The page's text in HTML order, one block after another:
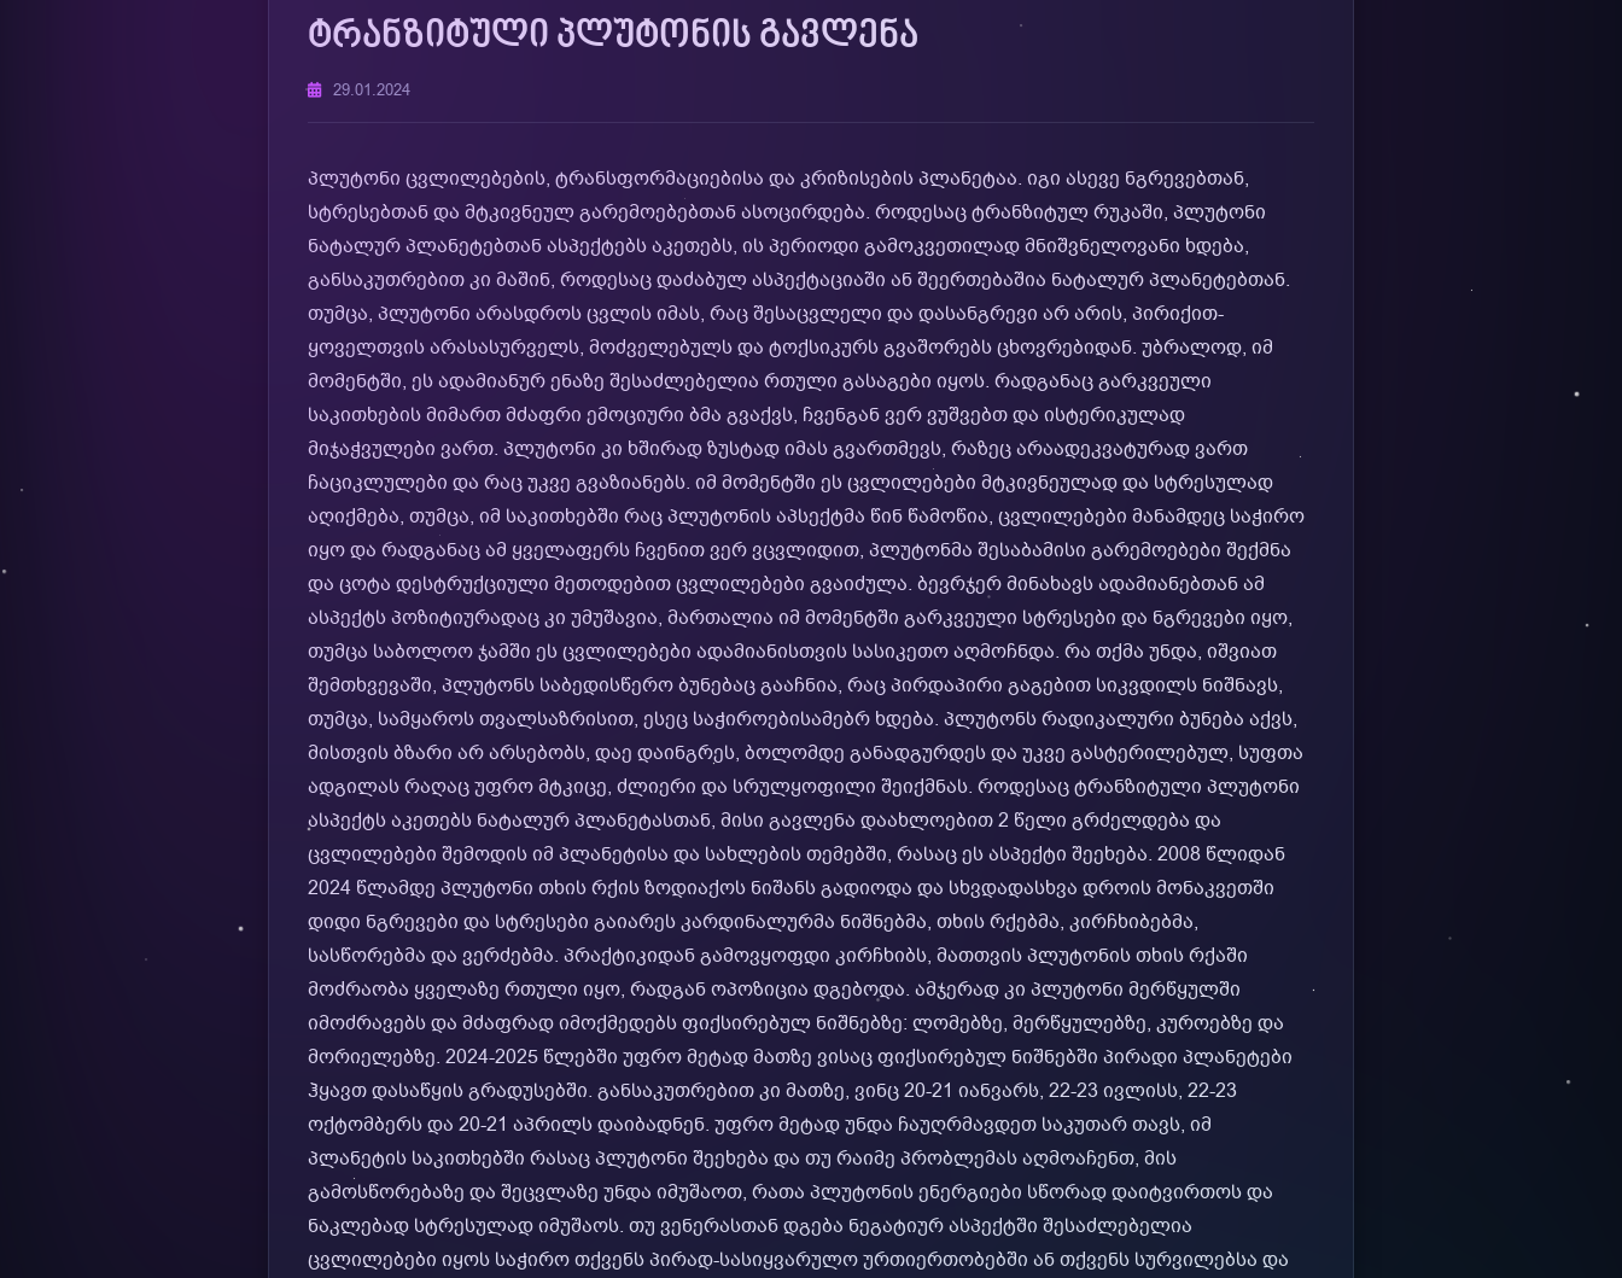
ᲢᲠᲐᲜᲖᲘᲢᲣᲚᲘ ᲞᲚᲣᲢᲝᲜᲘᲡ ᲒᲐᲕᲚᲔᲜᲐ
29.01.2024
პლუტონი ცვლილებების, ტრანსფორმაციებისა და კრიზისების პლანეტაა. იგი ასევე ნგრევებთან,
სტრესებთან და მტკივნეულ გარემოებებთან ასოცირდება. როდესაც ტრანზიტულ რუკაში, პლუტონი
ნატალურ პლანეტებთან ასპექტებს აკეთებს, ის პერიოდი გამოკვეთილად მნიშვნელოვანი ხდება,
განსაკუთრებით კი მაშინ, როდესაც დაძაბულ ასპექტაციაში ან შეერთებაშია ნატალურ პლანეტებთან.
თუმცა, პლუტონი არასდროს ცვლის იმას, რაც შესაცვლელი და დასანგრევი არ არის, პირიქით-
ყოველთვის არასასურველს, მოძველებულს და ტოქსიკურს გვაშორებს ცხოვრებიდან. უბრალოდ, იმ
მომენტში, ეს ადამიანურ ენაზე შესაძლებელია რთული გასაგები იყოს. რადგანაც გარკვეული
საკითხების მიმართ მძაფრი ემოციური ბმა გვაქვს, ჩვენგან ვერ ვუშვებთ და ისტერიკულად
მიჯაჭვულები ვართ. პლუტონი კი ხშირად ზუსტად იმას გვართმევს, რაზეც არაადეკვატურად ვართ
ჩაციკლულები და რაც უკვე გვაზიანებს. იმ მომენტში ეს ცვლილებები მტკივნეულად და სტრესულად
აღიქმება, თუმცა, იმ საკითხებში რაც პლუტონის აპსექტმა წინ წამოწია, ცვლილებები მანამდეც საჭირო
იყო და რადგანაც ამ ყველაფერს ჩვენით ვერ ვცვლიდით, პლუტონმა შესაბამისი გარემოებები შექმნა
და ცოტა დესტრუქციული მეთოდებით ცვლილებები გვაიძულა. ბევრჯერ მინახავს ადამიანებთან ამ
ასპექტს პოზიტიურადაც კი უმუშავია, მართალია იმ მომენტში გარკვეული სტრესები და ნგრევები იყო,
თუმცა საბოლოო ჯამში ეს ცვლილებები ადამიანისთვის სასიკეთო აღმოჩნდა. რა თქმა უნდა, იშვიათ
შემთხვევაში, პლუტონს საბედისწერო ბუნებაც გააჩნია, რაც პირდაპირი გაგებით სიკვდილს ნიშნავს,
თუმცა, სამყაროს თვალსაზრისით, ესეც საჭიროებისამებრ ხდება. პლუტონს რადიკალური ბუნება აქვს,
მისთვის ბზარი არ არსებობს, დაე დაინგრეს, ბოლომდე განადგურდეს და უკვე გასტერილებულ, სუფთა
ადგილას რაღაც უფრო მტკიცე, ძლიერი და სრულყოფილი შეიქმნას. როდესაც ტრანზიტული პლუტონი
ასპექტს აკეთებს ნატალურ პლანეტასთან, მისი გავლენა დაახლოებით 2 წელი გრძელდება და
ცვლილებები შემოდის იმ პლანეტისა და სახლების თემებში, რასაც ეს ასპექტი შეეხება. 2008 წლიდან
2024 წლამდე პლუტონი თხის რქის ზოდიაქოს ნიშანს გადიოდა და სხვდადასხვა დროის მონაკვეთში
დიდი ნგრევები და სტრესები გაიარეს კარდინალურმა ნიშნებმა, თხის რქებმა, კირჩხიბებმა,
სასწორებმა და ვერძებმა. პრაქტიკიდან გამოვყოფდი კირჩხიბს, მათთვის პლუტონის თხის რქაში
მოძრაობა ყველაზე რთული იყო, რადგან ოპოზიცია დგებოდა. ამჯერად კი პლუტონი მერწყულში
იმოძრავებს და მძაფრად იმოქმედებს ფიქსირებულ ნიშნებზე: ლომებზე, მერწყულებზე, კუროებზე და
მორიელებზე. 2024-2025 წლებში უფრო მეტად მათზე ვისაც ფიქსირებულ ნიშნებში პირადი პლანეტები
ჰყავთ დასაწყის გრადუსებში. განსაკუთრებით კი მათზე, ვინც 20-21 იანვარს, 22-23 ივლისს, 22-23
ოქტომბერს და 20-21 აპრილს დაიბადნენ. უფრო მეტად უნდა ჩაუღრმავდეთ საკუთარ თავს, იმ
პლანეტის საკითხებში რასაც პლუტონი შეეხება და თუ რაიმე პრობლემას აღმოაჩენთ, მის
გამოსწორებაზე და შეცვლაზე უნდა იმუშაოთ, რათა პლუტონის ენერგიები სწორად დაიტვირთოს და
ნაკლებად სტრესულად იმუშაოს. თუ ვენერასთან დგება ნეგატიურ ასპექტში შესაძლებელია
ცვლილებები იყოს საჭირო თქვენს პირად-სასიყვარულო ურთიერთობებში ან თქვენს სურვილებსა და